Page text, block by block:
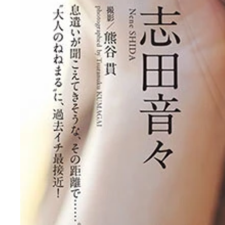
志田音々デジタル写真集『熱い吐息』